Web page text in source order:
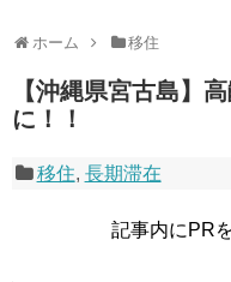
ホーム 移住
【沖縄県宮古島】
に！！
移住, 長期滞在
記事内にPR